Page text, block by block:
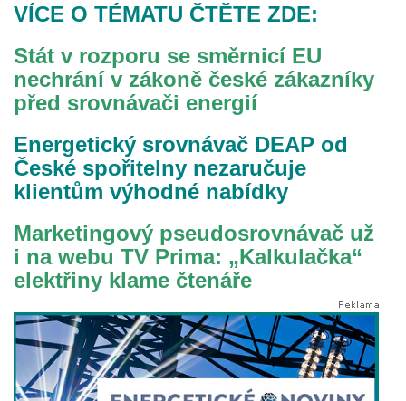
VÍCE O TÉMATU ČTĚTE ZDE:
Stát v rozporu se směrnicí EU
nechrání v zákoně české zákazníky
před srovnávači energií
Energetický srovnávač DEAP od
České spořitelny nezaručuje
klientům výhodné nabídky
Marketingový pseudosrovnávač už
i na webu TV Prima: „Kalkulačka“
elektřiny klame čtenáře